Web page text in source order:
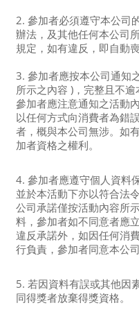
2. 參加者必須遵守本公司
辦法，及其他任何本公司
規定，如有違反，即自動
3. 參加者應按本公司通知
所示之內容 )，完整且不
參加者應注意通知之活動
以任何方式向消費者為錯
者，概與本公司無涉。如
加者資格之權利。
4. 參加者應遵守個人資料
並於本活動下亦以符合法
公司承諾僅按活動內容所
料，參加者如不同意者應
違反承諾外，如因任何消
行負責，參加者同意本公
5. 若因資料有誤或其他因
同得獎者放棄得獎資格。